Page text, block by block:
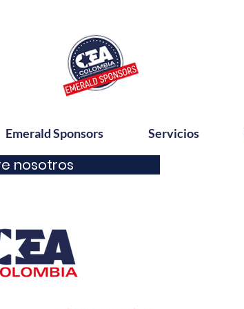
Emerald Sponsors Servicios
nosotros